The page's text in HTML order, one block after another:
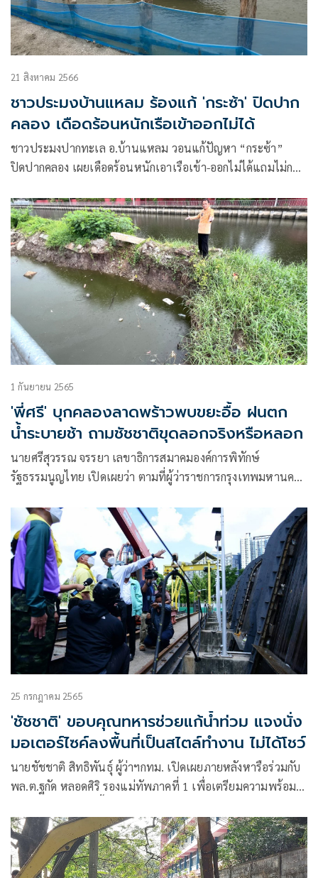
21 สิงหาคม 2566
ชาวประมงบ้านแหลม ร้องแก้ 'กระซ้า' ปิดปาก
คลอง เดือดร้อนหนักเรือเข้าออกไม่ได้
ชาวประมงปากทะเล อ.บ้านแหลม วอนแก้ปัญหา “กระซ้า”
ปิดปากคลอง เผยเดือดร้อนหนักเอาเรือเข้า-ออกไม่ได้แถมไม่กล้า
1 กันยายน 2565
'พี่ศรี' บุกคลองลาดพร้าวพบขยะอื้อ ฝนตก
น้ำระบายช้า ถามชัชชาติขุดลอกจริงหรือหลอก
นายศรีสุวรรณ จรรยา เลขาธิการสมาคมองค์การพิทักษ์
รัฐธรรมนูญไทย เปิดเผยว่า ตามที่ผู้ว่าราชการกรุงเทพมหานคร
กับสำนักการระบายน้ำ กรุงเทพฯ
25 กรกฎาคม 2565
'ชัชชาติ' ขอบคุณทหารช่วยแก้น้ำท่วม แจงนั่ง
มอเตอร์ไซค์ลงพื้นที่เป็นสไตล์ทำงาน ไม่ได้โชว์
นายชัชชาติ สิทธิพันธุ์ ผู้ว่าฯกทม. เปิดเผยภายหลังหารือร่วมกับ
พล.ต.ฐกัด หลอดศิริ รองแม่ทัพภาคที่ 1 เพื่อเตรียมความพร้อม
ได้รับความกรุณาจากกองทัพบกและนายกรัฐมนตรี